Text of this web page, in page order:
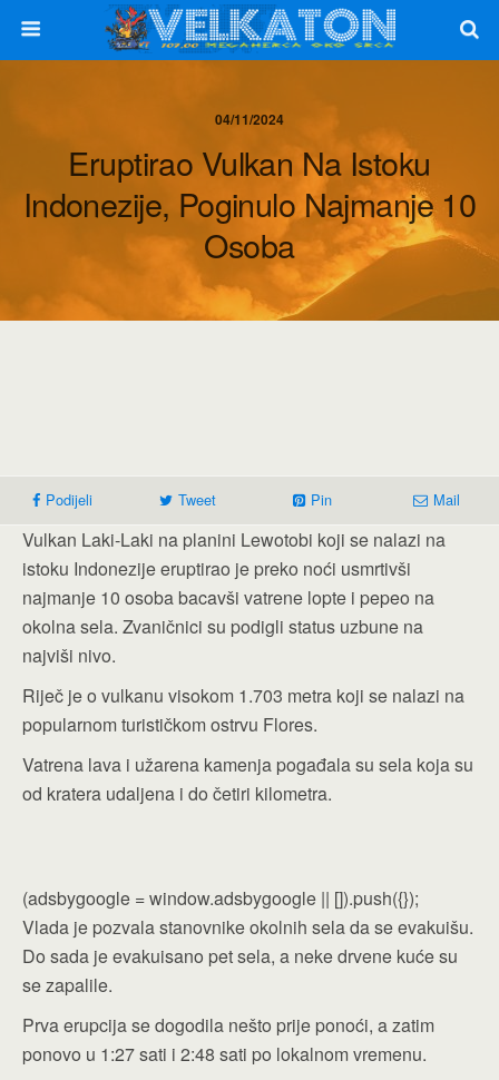
04/11/2024
Eruptirao Vulkan Na Istoku
Indonezije, Poginulo Najmanje 10
Osoba
Podijeli Tweet Pin Mail
Vulkan Laki-Laki na planini Lewotobi koji se nalazi na
istoku Indonezije eruptirao je preko noći usmrtivši
najmanje 10 osoba bacavši vatrene lopte i pepeo na
okolna sela. Zvaničnici su podigli status uzbune na
najviši nivo.
Riječ je o vulkanu visokom 1.703 metra koji se nalazi na
popularnom turističkom ostrvu Flores.
Vatrena lava i užarena kamenja pogađala su sela koja su
od kratera udaljena i do četiri kilometra.
(adsbygoogle = window.adsbygoogle || []).push({});
Vlada je pozvala stanovnike okolnih sela da se evakuišu.
Do sada je evakuisano pet sela, a neke drvene kuće su
se zapalile.
Prva erupcija se dogodila nešto prije ponoći, a zatim
ponovo u 1:27 sati i 2:48 sati po lokalnom vremenu.